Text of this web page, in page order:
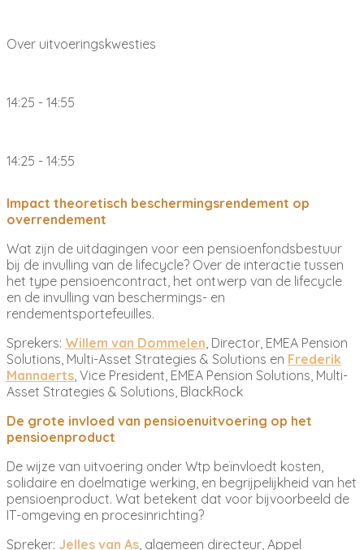
Over uitvoeringskwesties
14:25 - 14:55
14:25 - 14:55
Impact theoretisch beschermingsrendement op
overrendement
Wat zijn de uitdagingen voor een pensioenfondsbestuur
bij de invulling van de lifecycle? Over de interactie tussen
het type pensioencontract, het ontwerp van de lifecycle
en de invulling van beschermings- en
rendementsportefeuilles.
Sprekers: Willem van Dommelen, Director, EMEA Pension
Solutions, Multi-Asset Strategies & Solutions en Frederik
Mannaerts, Vice President, EMEA Pension Solutions, Multi-
Asset Strategies & Solutions, BlackRock
De grote invloed van pensioenuitvoering op het
pensioenproduct
De wijze van uitvoering onder Wtp beïnvloedt kosten,
solidaire en doelmatige werking, en begrijpelijkheid van het
pensioenproduct. Wat betekent dat voor bijvoorbeeld de
IT-omgeving en procesinrichting?
Spreker: Jelles van As, algemeen directeur, Appel